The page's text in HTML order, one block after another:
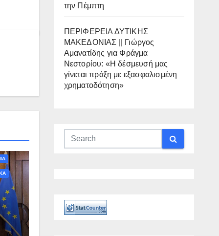
την Πέμπτη
ΠΕΡΙΦΕΡΕΙΑ ΔΥΤΙΚΗΣ
ΜΑΚΕΔΟΝΙΑΣ || Γιώργος
Αμανατίδης για Φράγμα
Νεστορίου: «Η δέσμευσή μας
γίνεται πράξη με εξασφαλισμένη
χρηματοδότηση»